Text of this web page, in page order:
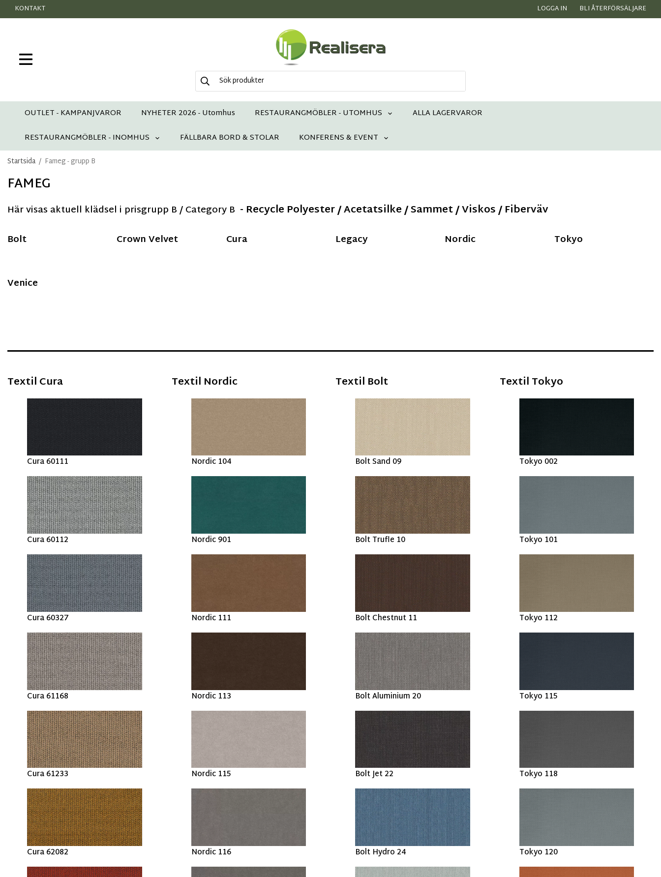
KONTAKT LOGGA IN BLI ÅTERFÖRSÄLJARE
OUTLET - KAMPANJVAROR NYHETER 2026 - Utomhus RESTAURANGMÖBLER - UTOMHUS
ALLA LAGERVAROR
RESTAURANGMÖBLER - INOMHUS
FÄLLBARA BORD & STOLAR KONFERENS & EVENT
Startsida / Fameg - grupp B
FAMEG
Här visas aktuell klädsel i prisgrupp B / Category B - Recycle Polyester / Acetatsilke / Sammet / Viskos / Fiberväv
Bolt Crown Velvet Cura Legacy Nordic Tokyo
Venice
Textil Cura
Cura 60111
Cura 60112
Cura 60327
Cura 61168
Cura 61233
Cura 62082
Textil Nordic
Nordic 104
Nordic 901
Nordic 111
Nordic 113
Nordic 115
Nordic 116
Textil Bolt
Bolt Sand 09
Bolt Trufle 10
Bolt Chestnut 11
Bolt Aluminium 20
Bolt Jet 22
Bolt Hydro 24
Textil Tokyo
Tokyo 002
Tokyo 101
Tokyo 112
Tokyo 115
Tokyo 118
Tokyo 120